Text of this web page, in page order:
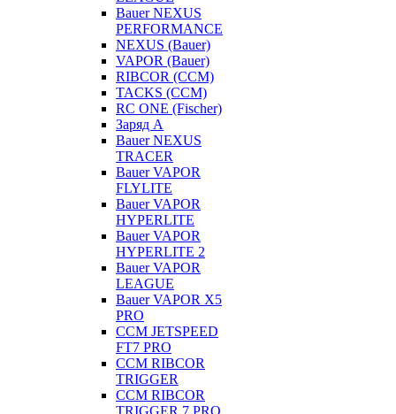
Bauer NEXUS
PERFORMANCE
NEXUS (Bauer)
VAPOR (Bauer)
RIBCOR (CCM)
TACKS (CCM)
RC ONE (Fischer)
Заряд А
Bauer NEXUS
TRACER
Bauer VAPOR
FLYLITE
Bauer VAPOR
HYPERLITE
Bauer VAPOR
HYPERLITE 2
Bauer VAPOR
LEAGUE
Bauer VAPOR X5
PRO
CCM JETSPEED
FT7 PRO
CCM RIBCOR
TRIGGER
CCM RIBCOR
TRIGGER 7 PRO